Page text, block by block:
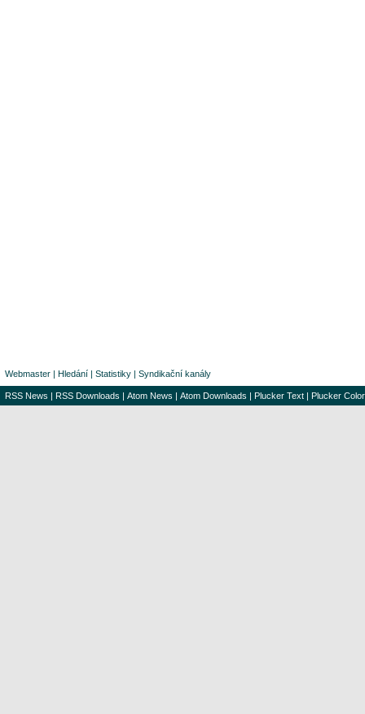
Webmaster | Hledání | Statistiky | Syndikační kanály
RSS News | RSS Downloads | Atom News | Atom Downloads | Plucker Text | Plucker Color